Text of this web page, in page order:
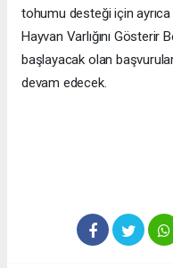
tohumu desteği için ayrıca
Hayvan Varlığını Gösterir
başlayacak olan
devam edecek.